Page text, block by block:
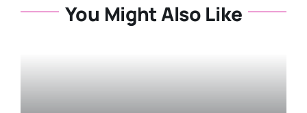
You Might Also Like